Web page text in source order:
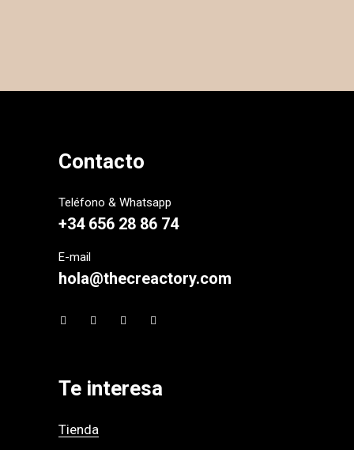
Contacto
Teléfono & Whatsapp
+34 656 28 86 74
E-mail
hola@thecreactory.com
Te interesa
Tienda